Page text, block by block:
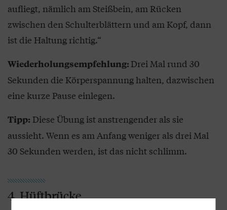
aufliegt, nämlich am Steißbein, am Rücken
zwischen den Schulterblättern und am Kopf, dann
ist die Haltung richtig.“
Wiederholungsempfehlung:Drei Mal rund 30
Sekunden die Körperspannung halten, dazwischen
eine kurze Pause einlegen.
Tipp: Diese Übung ist anstrengender als sie
aussieht. Wenn es am Anfang weniger als drei Mal
30 Sekunden werden, ist das nicht schlimm.
4. Hüftbrücke